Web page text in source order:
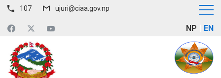
107 ujuri@ciaa.gov.np
NP EN